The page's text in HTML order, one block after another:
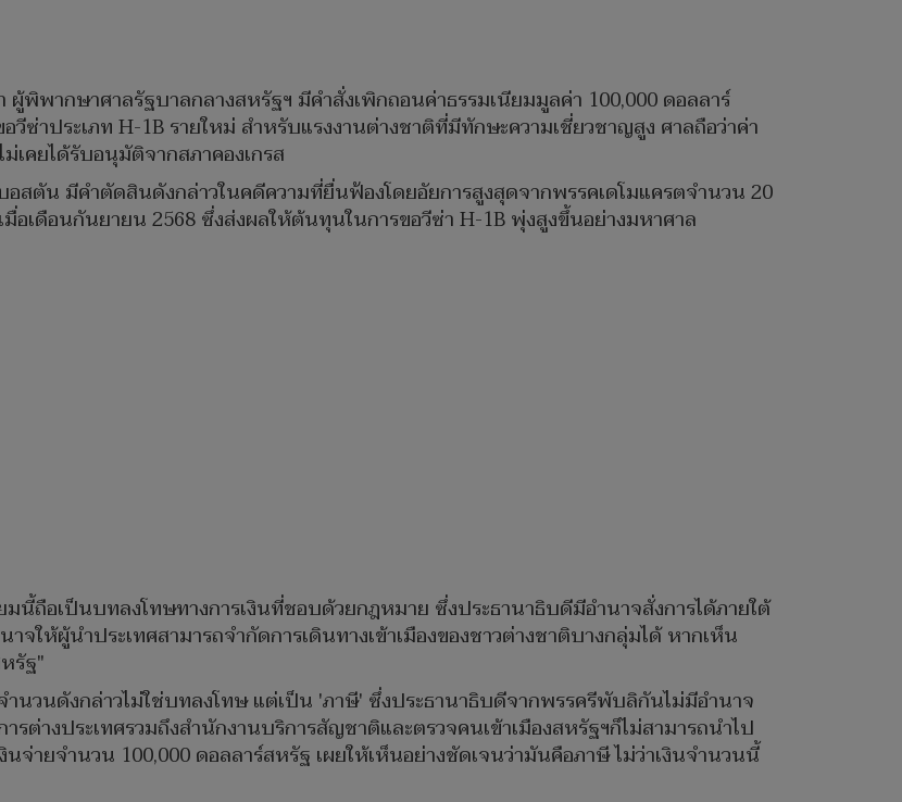
ผู้พิพากษาศาลรัฐบาลกลางสหรัฐฯ มีคำสั่งเพิกถอนค่าธรรมเนียมมูลค่า 100,000 ดอลลาร์
ซ่าประเภท H-1B รายใหม่ สำหรับแรงงานต่างชาติที่มีทักษะความเชี่ยวชาญสูง ศาลถือว่าค่า
คยได้รับอนุมัติจากสภาคองเกรส
อสตัน มีคำตัดสินดังกล่าวในคดีความที่ยื่นฟ้องโดยอัยการสูงสุดจากพรรคเดโมแครตจำนวน 20
อเดือนกันยายน 2568 ซึ่งส่งผลให้ต้นทุนในการขอวีซ่า H-1B พุ่งสูงขึ้นอย่างมหาศาล
นี้ถือเป็นบทลงโทษทางการเงินที่ชอบด้วยกฎหมาย ซึ่งประธานาธิบดีมีอำนาจสั่งการได้ภายใต้
จให้ผู้นำประเทศสามารถจำกัดการเดินทางเข้าเมืองของชาวต่างชาติบางกลุ่มได้ หากเห็น
รัฐ"
นวนดังกล่าวไม่ใช่บทลงโทษ แต่เป็น 'ภาษี' ซึ่งประธานาธิบดีจากพรรครีพับลิกันไม่มีอำนาจ
ารต่างประเทศรวมถึงสำนักงานบริการสัญชาติและตรวจคนเข้าเมืองสหรัฐฯก็ไม่สามารถนำไป
จ่ายจำนวน 100,000 ดอลลาร์สหรัฐ เผยให้เห็นอย่างชัดเจนว่ามันคือภาษี ไม่ว่าเงินจำนวนนี้